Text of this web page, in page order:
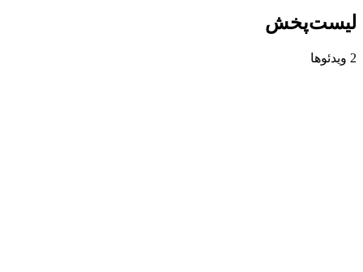
لیست‌پخش
2 ویدئوها